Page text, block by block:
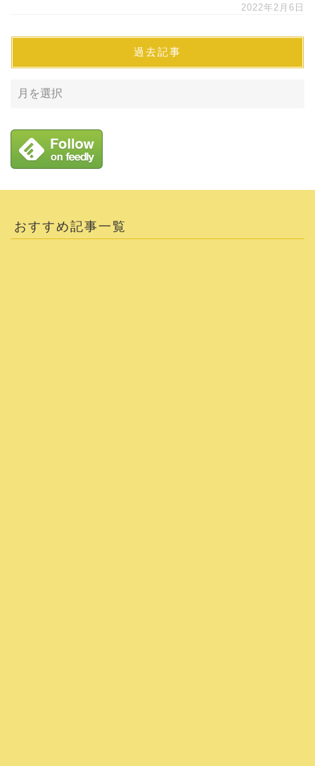
2022年2月6日
過去記事
おすすめ記事一覧